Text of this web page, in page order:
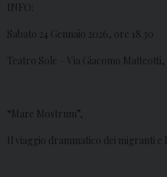
INFO:
Sabato 24 Gennaio 2026, ore 18.30
Teatro Sole – Via Giacomo
“Mare Mostrum”,
Il viaggio drammatico dei migranti e